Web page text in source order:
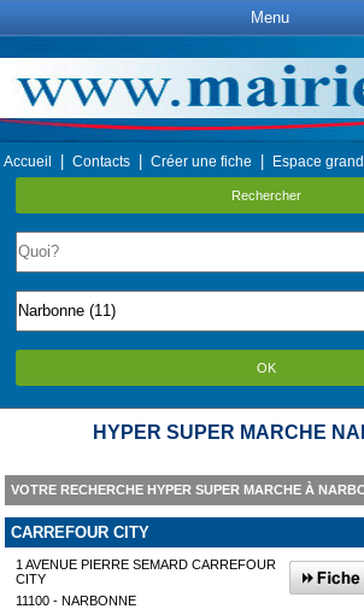
Menu
Accueil Contacts Créer une fiche Espace
Rechercher
OK
HYPER SUPER MARCHE
VOTRE RECHERCHE HYPER SUPER MARCHE À
CARREFOUR CITY
1 AVENUE PIERRE SEMARD CARREFOUR
CITY
11100 - NARBONNE